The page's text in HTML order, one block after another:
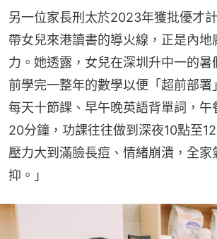
另一位家長刑太於2023年獲批優才
帶女兒來港讀書的導火線，正是內地
力。她透露，女兒在深圳升中一的暑
前學完一整年的數學以便「超前部署
每天十節課、早午晚英語背單詞，午
20分鐘，功課往往做到深夜10點至
壓力大到滿臉長痘、情緒崩潰，全家
抑。」